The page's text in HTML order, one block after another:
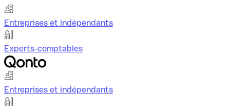
Entreprises et indépendants
Experts-comptables
Entreprises et indépendants